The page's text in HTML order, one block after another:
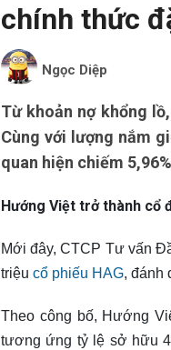
chính thức
Ngọc Diệp
Từ khoản nợ khổng
Cùng với lượng nắm
quan hiện chiếm
Hướng Việt trở thành cổ
Mới đây, CTCP Tư vấn
triệu cổ phiếu HAG, đánh
Theo công bố, Hướng
tương ứng tỷ lệ sở hữu